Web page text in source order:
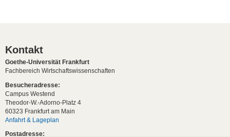
Kontakt
Goethe-Universität Frankfurt
Fachbereich Wirtschaftswissenschaften
Besucheradresse:
Campus Westend
Theodor-W.-Adorno-Platz 4
60323 Frankfurt am Main
Anfahrt & Lageplan
Postadresse: